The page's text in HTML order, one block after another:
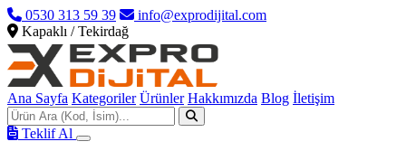
0530 313 59 39
info@exprodijital.com
Kapaklı / Tekirdağ
Ana Sayfa Kategoriler Ürünler Hakkımızda Blog İletişim
Teklif Al